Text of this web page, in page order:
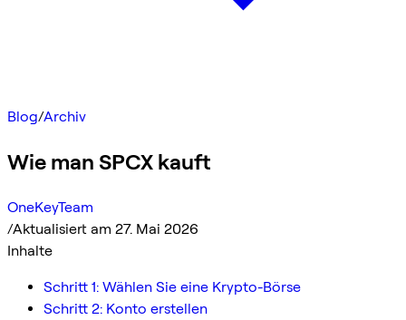
Blog/Archiv
Wie man SPCX kauft
OneKeyTeam
/Aktualisiert am 27. Mai 2026
Inhalte
Schritt 1: Wählen Sie eine Krypto-Börse
Schritt 2: Konto erstellen